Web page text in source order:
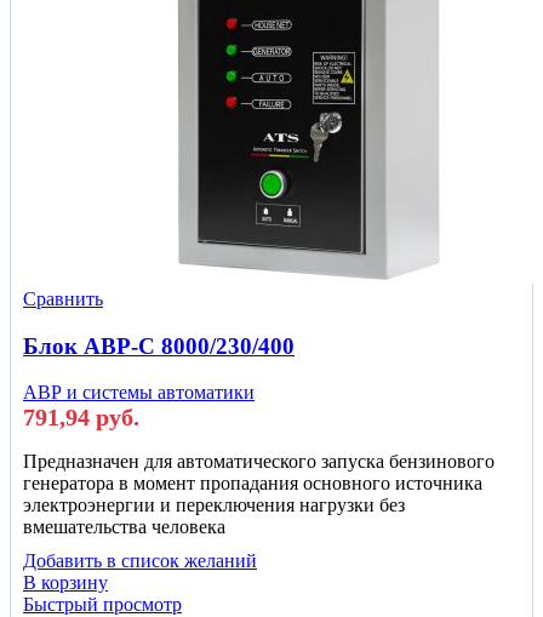
Сравнить
Блок АВР-С 8000/230/400
АВР и системы автоматики
791,94 руб.
Предназначен для автоматического запуска бензинового
генератора в момент пропадания основного источника
электроэнергии и переключения нагрузки без
вмешательства человека
Добавить в список желаний
В корзину
Быстрый просмотр